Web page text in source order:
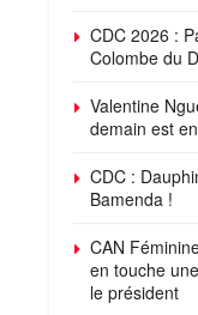
CDC 2026 :
Colombe du
Valentine
demain est
CDC :
Bamenda !
CAN
en touche
le président